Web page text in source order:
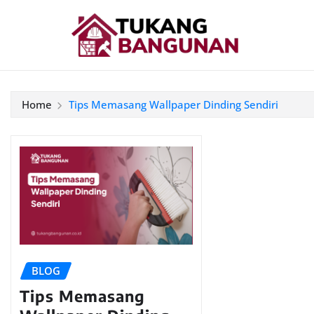
Home Tips Memasang Wallpaper Dinding Sendiri
BLOG
Tips Memasang